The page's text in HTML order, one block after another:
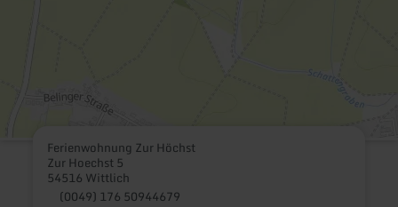
Ferienwohnung Zur Höchst
Zur Hoechst 5
54516 Wittlich
(0049) 176 50944679